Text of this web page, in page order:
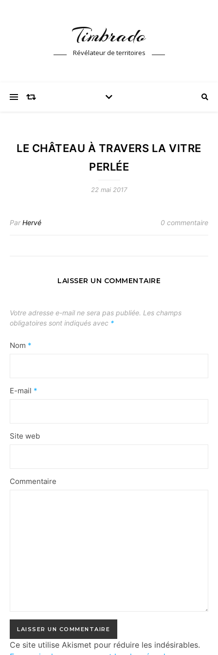
Timbrado
Révélateur de territoires
LE CHÂTEAU À TRAVERS LA VITRE
PERLÉE
22 mai 2017
ParHervé 0 commentaire
LAISSER UN COMMENTAIRE
Votre adresse e-mail ne sera pas publiée. Les champs
obligatoires sont indiqués avec *
Nom *
E-mail *
Site web
Commentaire
Ce site utilise Akismet pour réduire les indésirables.